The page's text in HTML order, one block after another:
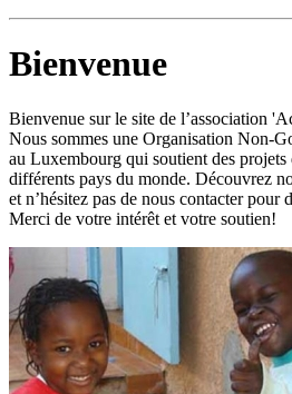
Bienvenue
Bienvenue sur le site de l’association
Nous sommes une Organisation Non-
au Luxembourg qui soutient des projets
différents pays du monde. Découvrez
et n’hésitez pas de nous contacter pour
Merci de votre intérêt et votre soutien!